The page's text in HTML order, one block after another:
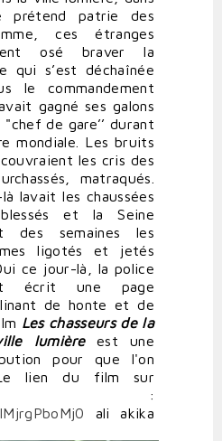
prétend patrie des
ces étranges
osé braver la
qui s’est déchaînée
le commandement
gagné ses galons
de gare’’ durant
mondiale. Les bruits
les cris des
matraqués.
lavait les chaussées
et la Seine
des semaines les
ligotés et jetés
ce jour-là, la police
écrit une page
de honte et de
Les chasseurs de la
lumièreest une
pour que l'on
lien du film sur
:
ali akika